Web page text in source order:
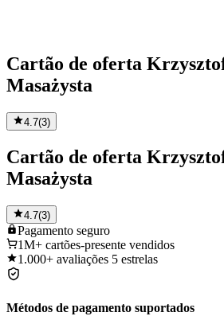
Cartão de oferta
Masażysta
4.7(3)
Cartão de oferta
Masażysta
4.7(3)
Pagamento seguro
1M+ cartões-presente vendidos
1.000+ avaliações 5 estrelas
Métodos de pagamento suportados